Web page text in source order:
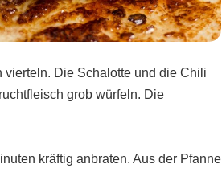
Die Schalotte und die Chili
grob würfeln. Die
kräftig anbraten. Aus der Pfanne